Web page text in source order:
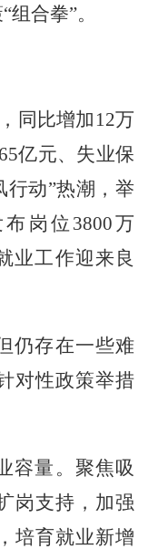
合拳”。
同比增加12万
亿元、失业保
行动”热潮，举
岗位3800万
工作迎来良
仍存在一些难
对性政策举措
容量。聚焦吸
岗支持，加强
培育就业新增